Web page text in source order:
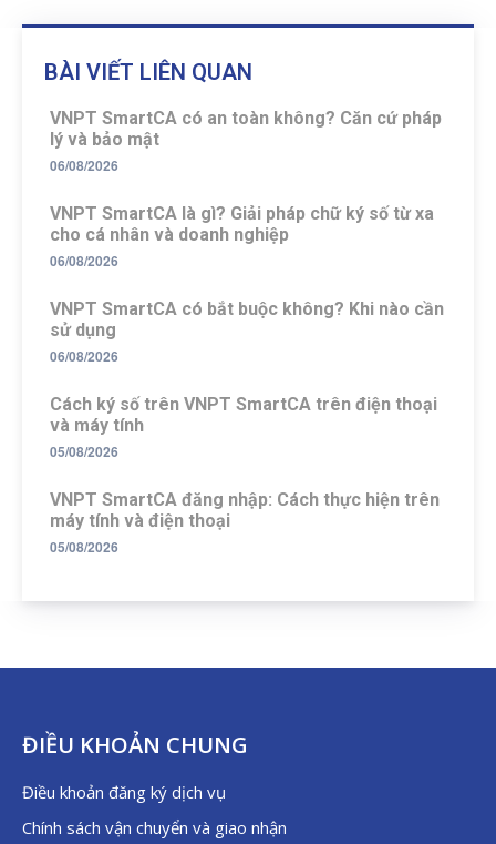
BÀI VIẾT LIÊN QUAN
VNPT SmartCA có an toàn không? Căn cứ pháp
lý và bảo mật
06/08/2026
VNPT SmartCA là gì? Giải pháp chữ ký số từ xa
cho cá nhân và doanh nghiệp
06/08/2026
VNPT SmartCA có bắt buộc không? Khi nào cần
sử dụng
06/08/2026
Cách ký số trên VNPT SmartCA trên điện thoại
và máy tính
05/08/2026
VNPT SmartCA đăng nhập: Cách thực hiện trên
máy tính và điện thoại
05/08/2026
ĐIỀU KHOẢN CHUNG
Điều khoản đăng ký dịch vụ
Chính sách vận chuyển và giao nhận